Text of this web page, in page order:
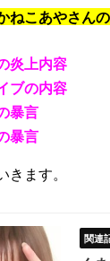
ねこあやさん
炎上内容
ブの内容
暴言
暴言
きます。